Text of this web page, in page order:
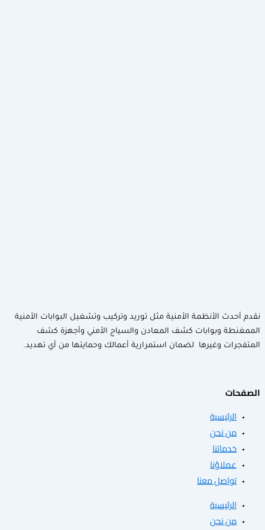
الأمنية مثل توريد وتركيب وتشغيل البوابات الأمنية
كشف المعادن والسياج الأمني وأجهزة كشف
وغيرها لضمان استمرارية أعمالك وحمايتها من أي تهديد.
معنا